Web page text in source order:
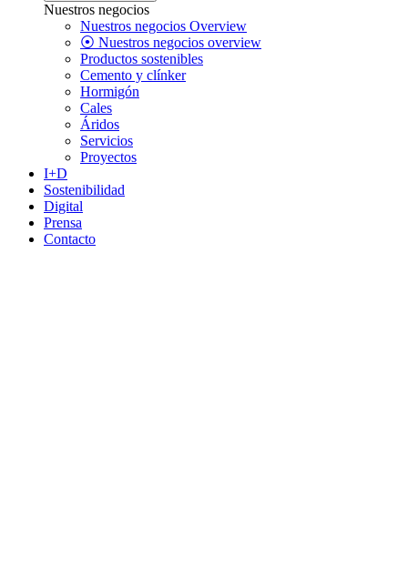
Nuestros negocios
Nuestros negocios Overview
⦿ Nuestros negocios overview
Productos sostenibles
Cemento y clínker
Hormigón
Cales
Áridos
Servicios
Proyectos
I+D
Sostenibilidad
Digital
Prensa
Contacto